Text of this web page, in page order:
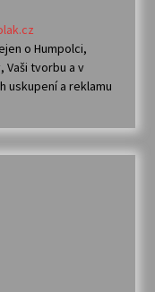
o Humpolci,
Vaši tvorbu a v
uskupení a reklamu